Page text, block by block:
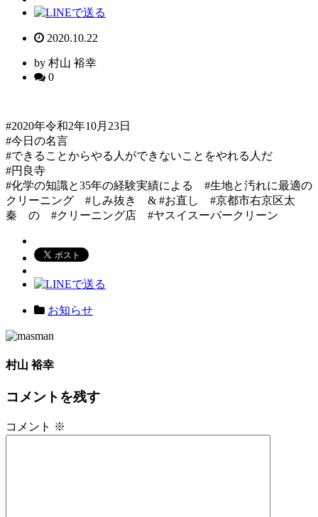
2020.10.22
by 村山 裕幸
0
#2020年令和2年10月23日
#今日の名言
#できることからやる人ができないことをやれる人だ
#円良寺
#化学の知識と35年の経験実績による #生地と汚れに最適の
クリーニング #しみ抜き & #お直し #京都市右京区太
秦 の #クリーニング店 #ヤスイスーパークリーン
お知らせ
村山 裕幸
コメントを残す
コメント ※